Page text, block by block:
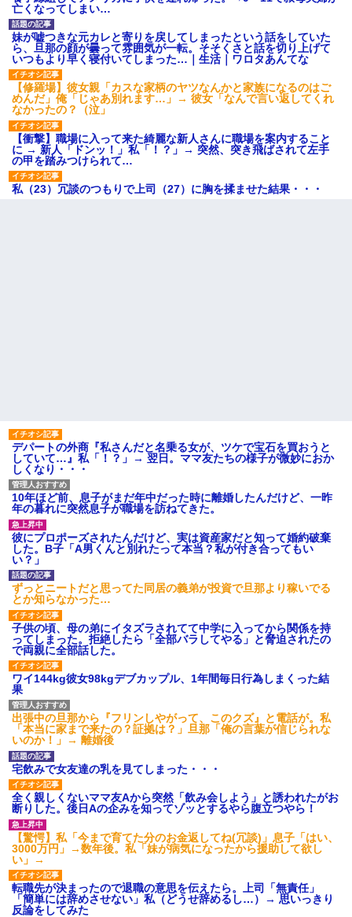
亡くなってしまい…
妹が嘘つきな元カレと寄りを戻してしまったという話をしていた
ら、旦那の顔が曇って雰囲気が一転。そそくさと話を切り上げて
いつもより早く寝付いてしまった…｜生活｜ワロタあんてな
【修羅場】彼女親「カスな家柄のヤツなんかと家族になるのはご
めんだ」俺「じゃあ別れます…」→ 彼女「なんで言い返してくれ
なかったの？（泣」
【衝撃】職場に入って来た綺麗な新人さんに職場を案内すること
に → 新人「ドンッ！」私「！？」→ 突然、突き飛ばされて左手
の甲を踏みつけられて…
私（23）冗談のつもりで上司（27）に胸を揉ませた結果・・・
デパートの外商『私さんだと名乗る女が、ツケで宝石を買おうと
していて…』私「！？」→ 翌日。ママ友たちの様子が微妙におか
しくなり・・・
10年ほど前、息子がまだ年中だった時に離婚したんだけど、一昨
年の暮れに突然息子が職場を訪ねてきた。
彼にプロポーズされたんだけど、実は資産家だと知って婚約破棄
した。B子「A男くんと別れたって本当？私が付き合ってもい
い？」
ずっとニートだと思ってた同居の義弟が投資で旦那より稼いでる
とか知らなかった…
子供の頃、母の弟にイタズラされてて中学に入ってから関係を持
ってしまった。拒絶したら「全部バラしてやる」と脅迫されたの
で両親に全部話した。
ワイ144kg彼女98kgデブカップル、1年間毎日行為しまくった結
果
出張中の旦那から『フリンしやがって、このクズ』と電話が。私
「本当に家まで来たの？証拠は？」旦那「俺の言葉が信じられな
いのか！」→ 離婚後
宅飲みで女友達の乳を見てしまった・・・
全く親しくないママ友Aから突然「飲み会しよう」と誘われたがお
断りした。後日Aの企みを知ってゾッとするやら腹立つやら！
【驚愕】私「今まで育てた分のお金返してね(冗談)」息子「はい、
3000万円」→数年後。私「妹が病気になったから援助して欲し
い」→
転職先が決まったので退職の意思を伝えたら。上司「無責任」
「簡単には辞めさせない」私（どうせ辞めるし…）→ 思いっきり
反論をしてみた